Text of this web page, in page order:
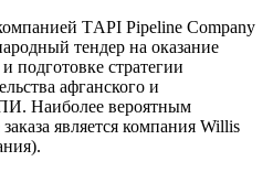
TАPI Pipeline Company
тендер на оказание
подготовке стратегии
афганского и
Наиболее вероятным
является компания Willis